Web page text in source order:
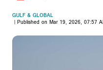
GULF & GLOBAL
Published on Mar 19, 2026, 07:57